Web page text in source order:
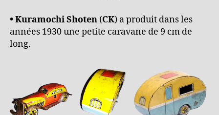
• Kuramochi Shoten (CK) a produit dans les
années 1930 une petite caravane de 9 cm de
long.